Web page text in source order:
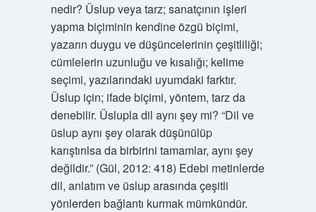
nedir? Üslup veya tarz; sanatçının işleri
yapma biçiminin kendine özgü biçimi,
yazarın duygu ve düşüncelerinin çeşitliliği;
cümlelerin uzunluğu ve kısalığı; kelime
seçimi, yazılarındaki uyumdaki farktır.
Üslup için; ifade biçimi, yöntem, tarz da
denebilir. Üslupla dil aynı şey mi? “Dil ve
üslup aynı şey olarak düşünülüp
karıştırılsa da birbirini tamamlar, aynı şey
değildir.” (Gül, 2012: 418) Edebi metinlerde
dil, anlatım ve üslup arasında çeşitli
yönlerden bağlantı kurmak mümkündür.